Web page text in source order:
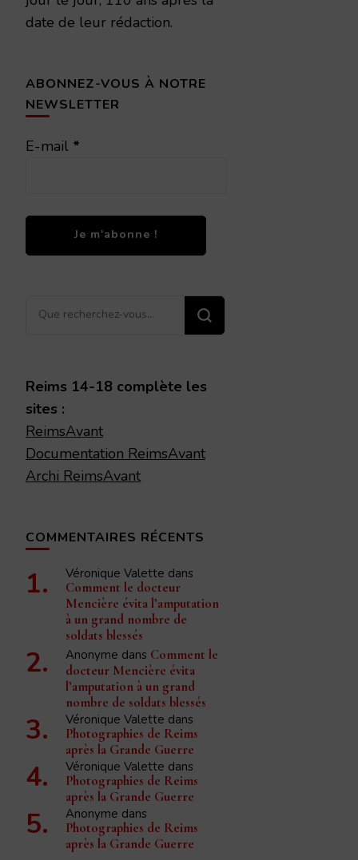
date de leur rédaction.
ABONNEZ-VOUS À NOTRE
NEWSLETTER
E-mail *
Vous
Reims 14-18 complète les
sites :
ReimsAvant
Documentation ReimsAvant
Archi ReimsAvant
COMMENTAIRES RÉCENTS
Véronique Valette dans
Comment le docteur
Mencière évita l’amputation
à un grand nombre de
soldats blessés
Anonyme dans Comment le
docteur Mencière évita
l’amputation à un grand
nombre de soldats blessés
Véronique Valette dans
Photographies de Reims
après la Grande Guerre
Véronique Valette dans
Photographies de Reims
après la Grande Guerre
Anonyme dans
Photographies de Reims
après la Grande Guerre